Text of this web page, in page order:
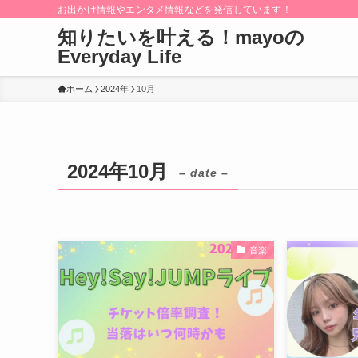
お出かけ情報やエンタメ情報などを発信しています！
知りたいを叶える！mayoの
Everyday Life
ホーム 2024年 10月
2024年10月 – date –
音楽